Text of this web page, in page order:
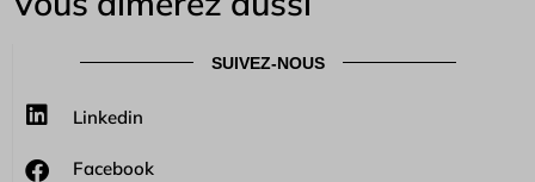
SUIVEZ-NOUS
Linkedin
Facebook